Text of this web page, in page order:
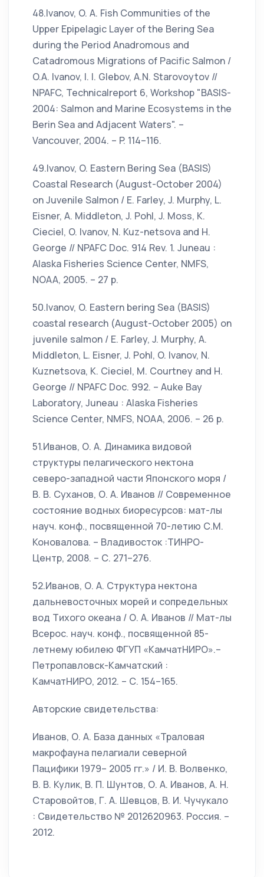
48.Ivanov, O. A. Fish Communities of the
Upper Epipelagic Layer of the Bering Sea
during the Period Anadromous and
Catadromous Migrations of Pacific Salmon /
O.A. Ivanov, I. I. Glebov, A.N. Starovoytov //
NPAFC, Technicalreport 6, Workshop "BASIS-
2004: Salmon and Marine Ecosystems in the
Berin Sea and Adjacent Waters". –
Vancouver, 2004. – P. 114–116.
49.Ivanov, O. Eastern Bering Sea (BASIS)
Coastal Research (August-October 2004)
on Juvenile Salmon / E. Farley, J. Murphy, L.
Eisner, A. Middleton, J. Pohl, J. Moss, K.
Cieciel, O. Ivanov, N. Kuz-netsova and H.
George // NPAFC Doc. 914 Rev. 1. Juneau :
Alaska Fisheries Science Center, NMFS,
NOAA, 2005. – 27 p.
50.Ivanov, O. Eastern bering Sea (BASIS)
coastal research (August-October 2005) on
juvenile salmon / E. Farley, J. Murphy, A.
Middleton, L. Eisner, J. Pohl, O. Ivanov, N.
Kuznetsova, K. Cieciel, M. Courtney and H.
George // NPAFC Doc. 992. – Auke Bay
Laboratory, Juneau : Alaska Fisheries
Science Center, NMFS, NOAA, 2006. – 26 p.
51.Иванов, О. А. Динамика видовой
структуры пелагического нектона
северо-западной части Японского моря /
В. В. Суханов, О. А. Иванов // Современное
состояние водных биоресурсов: мат-лы
науч. конф., посвященной 70-летию С.М.
Коновалова. – Владивосток :ТИНРО-
Центр, 2008. – С. 271–276.
52.Иванов, О. А. Структура нектона
дальневосточных морей и сопредельных
вод Тихого океана / О. А. Иванов // Мат-лы
Всерос. науч. конф., посвященной 85-
летнему юбилею ФГУП «КамчатНИРО».–
Петропавловск-Камчатский :
КамчатНИРО, 2012. – С. 154–165.
Авторские свидетельства:
Иванов, О. А. База данных «Траловая
макрофауна пелагиали северной
Пацифики 1979– 2005 гг.» / И. В. Волвенко,
В. В. Кулик, В. П. Шунтов, О. А. Иванов, А. Н.
Старовойтов, Г. А. Шевцов, В. И. Чучукало
: Свидетельство № 2012620963. Россия. –
2012.